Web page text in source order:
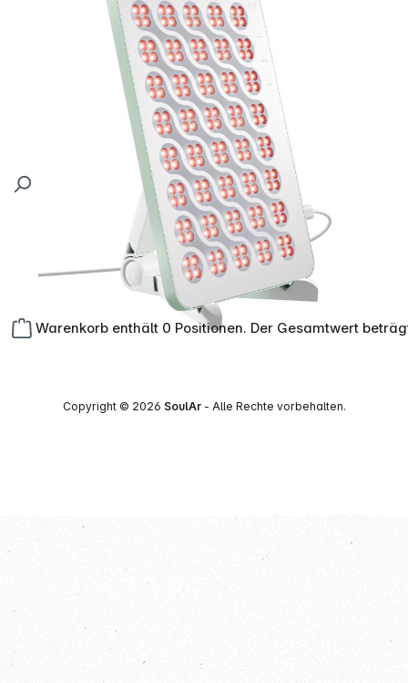
Warenkorb enthält 0 Positionen. Der Gesamtwert
Copyright © 2026 SoulAr- Alle Rechte vorbehalten.